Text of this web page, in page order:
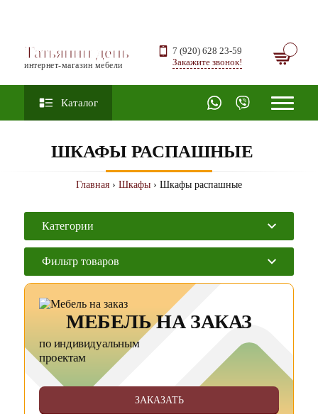
Татьянин день
интернет-магазин мебели
7 (920) 628 23-59
Закажите звонок!
Каталог
ШКАФЫ РАСПАШНЫЕ
Главная › Шкафы › Шкафы распашные
Категории
Фильтр товаров
МЕБЕЛЬ НА ЗАКАЗ
по индивидуальным
проектам
ЗАКАЗАТЬ